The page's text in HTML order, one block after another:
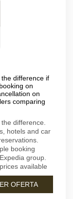
difference if
on
on
comparing
difference.
hotels and car
booking
group.
available
OFERTA